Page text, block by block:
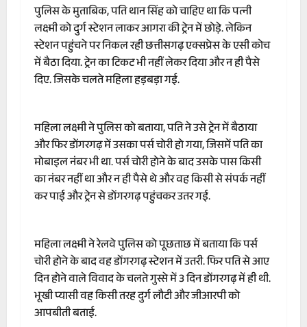
पुलिस के मुताबिक, पति थान सिंह को चाहिए था कि पत्नी
लक्ष्मी को दुर्ग स्टेशन लाकर आगरा की ट्रेन में छोड़े. लेकिन
स्टेशन पहुंचने पर निकल रही छत्तीसगढ़ एक्सप्रेस के एसी कोच
में बैठा दिया. ट्रेन का टिकट भी नहीं लेकर दिया और न ही पैसे
दिए. जिसके चलते महिला हड़बड़ा गई.
महिला लक्ष्मी ने पुलिस को बताया, पति ने उसे ट्रेन में बैठाया
और फिर डोंगरगढ़ में उसका पर्स चोरी हो गया, जिसमें पति का
मोबाइल नंबर भी था. पर्स चोरी होने के बाद उसके पास किसी
का नंबर नहीं था और न ही पैसे थे और वह किसी से संपर्क नहीं
कर पाई और ट्रेन से डोंगरगढ़ पहुंचकर उतर गई.
महिला लक्ष्मी ने रेलवे पुलिस को पूछताछ में बताया कि पर्स
चोरी होने के बाद वह डोंगरगढ़ स्टेशन में उतरी. फिर पति से आए
दिन होने वाले विवाद के चलते गुस्से में 3 दिन डोंगरगढ़ में ही थी.
भूखी प्यासी वह किसी तरह दुर्ग लौटी और जीआरपी को
आपबीती बताई.